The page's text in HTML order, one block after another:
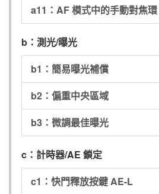
a11：AF 模式中的手動對焦環
b：測光/曝光
b1：簡易曝光補償
b2：偏重中央區域
b3：微調最佳曝光
c：計時器/AE 鎖定
c1：快門釋放按鍵 AE-L